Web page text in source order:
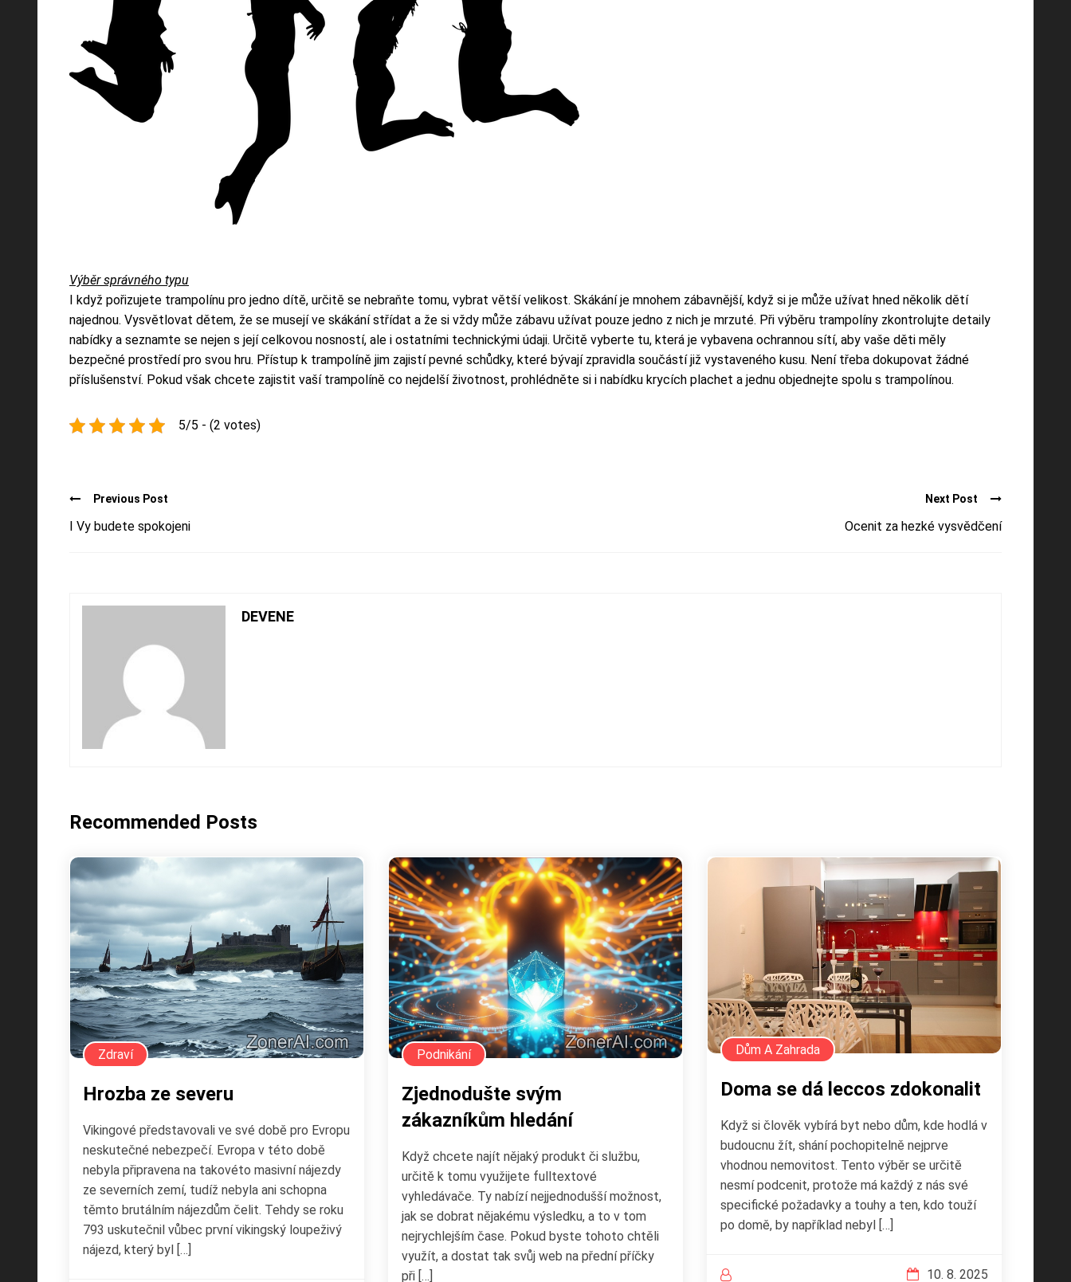
Výběr správného typu
I když pořizujete trampolínu pro jedno dítě, určitě se nebraňte tomu, vybrat větší velikost. Skákání je mnohem zábavnější, když si je může užívat hned několik dětí
najednou. Vysvětlovat dětem, že se musejí ve skákání střídat a že si vždy může zábavu užívat pouze jedno z nich je mrzuté. Při výběru trampolíny zkontrolujte detaily
nabídky a seznamte se nejen s její celkovou nosností, ale i ostatními technickými údaji. Určitě vyberte tu, která je vybavena ochrannou sítí, aby vaše děti měly
bezpečné prostředí pro svou hru. Přístup k trampolíně jim zajistí pevné schůdky, které bývají zpravidla součástí již vystaveného kusu. Není třeba dokupovat žádné
příslušenství. Pokud však chcete zajistit vaší trampolíně co nejdelší životnost, prohlédněte si i nabídku krycích plachet a jednu objednejte spolu s trampolínou.
5/5 - (2 votes)
Previous Post
I Vy budete spokojeni
Next Post
Ocenit za hezké vysvědčení
DEVENE
Recommended Posts
Zdraví
Hrozba ze severu
Vikingové představovali ve své době pro Evropu
neskutečné nebezpečí. Evropa v této době
nebyla připravena na takovéto masivní nájezdy
ze severních zemí, tudíž nebyla ani schopna
těmto brutálním nájezdům čelit. Tehdy se roku
793 uskutečnil vůbec první vikingský loupeživý
nájezd, který byl […]
Podnikání
Zjednodušte svým
zákazníkům hledání
Když chcete najít nějaký produkt či službu,
určitě k tomu využijete fulltextové
vyhledávače. Ty nabízí nejjednodušší možnost,
jak se dobrat nějakému výsledku, a to v tom
nejrychlejším čase. Pokud byste tohoto chtěli
využít, a dostat tak svůj web na přední příčky
při […]
Dům A Zahrada
Doma se dá leccos zdokonalit
Když si člověk vybírá byt nebo dům, kde hodlá v
budoucnu žít, shání pochopitelně nejprve
vhodnou nemovitost. Tento výběr se určitě
nesmí podcenit, protože má každý z nás své
specifické požadavky a touhy a ten, kdo touží
po domě, by například nebyl […]
10. 8. 2025